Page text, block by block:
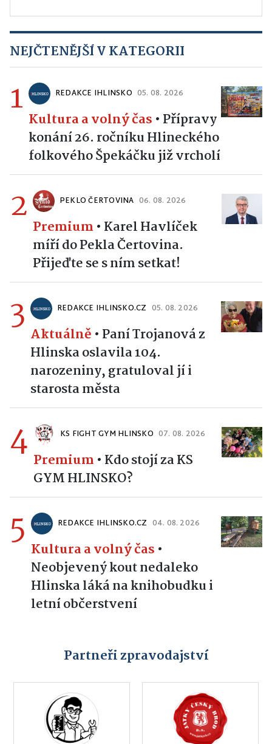
NEJČTENĚJŠÍ V KATEGORII
1 REDAKCE IHLINSKO 05. 08. 2026
Kultura a volný čas • Přípravy
konání 26. ročníku Hlineckého
folkového Špekáčku již vrcholí
2 PEKLO ČERTOVINA 06. 08. 2026
Premium • Karel Havlíček
míří do Pekla Čertovina.
Přijeďte se s ním setkat!
3 REDAKCE IHLINSKO.CZ 05. 08. 2026
Aktuálně • Paní Trojanová z
Hlinska oslavila 104.
narozeniny, gratuloval jí i
starosta města
4 KS FIGHT GYM HLINSKO 07. 08. 2026
Premium • Kdo stojí za KS
GYM HLINSKO?
5 REDAKCE IHLINSKO.CZ 04. 08. 2026
Kultura a volný čas •
Neobjevený kout nedaleko
Hlinska láká na knihobudku i
letní občerstvení
Partneři zpravodajství